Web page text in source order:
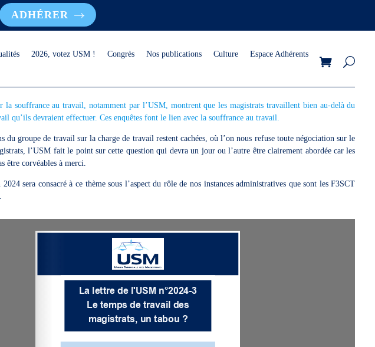
ADHÉRER
2026, votez USM ! Congrès Nos publications Culture Espace Adhérents
la souffrance au travail, notamment par l’USM, montrent que les magistrats travaillent bien au-delà du
qu’ils devraient effectuer. Ces enquêtes font le lien avec la souffrance au travail.
du groupe de travail sur la charge de travail restent cachées, où l’on nous refuse toute négociation sur le
l’USM fait le point sur cette question qui devra un jour ou l’autre être clairement abordée car les
être corvéables à merci.
sera consacré à ce thème sous l’aspect du rôle de nos instances administratives que sont les F3SCT